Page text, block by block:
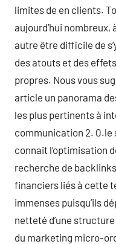
limites de en clients.
aujourd’hui nombreux,
autre être difficile de
des atouts et des
propres. Nous vous
article un panorama
les plus pertinents à
communication 2. 0.le
connait l’optimisation
recherche de
financiers liés à cette
immenses puisqu’ils
netteté d’une
du marketing micro-